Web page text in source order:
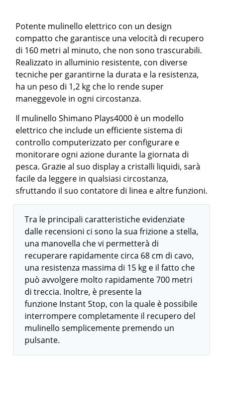
Potente mulinello elettrico con un design
compatto che garantisce una velocità di recupero
di 160 metri al minuto, che non sono trascurabili.
Realizzato in alluminio resistente, con diverse
tecniche per garantirne la durata e la resistenza,
ha un peso di 1,2 kg che lo rende super
maneggevole in ogni circostanza.
Il mulinello Shimano Plays4000 è un modello
elettrico che include un efficiente sistema di
controllo computerizzato per configurare e
monitorare ogni azione durante la giornata di
pesca. Grazie al suo display a cristalli liquidi, sarà
facile da leggere in qualsiasi circostanza,
sfruttando il suo contatore di linea e altre funzioni.
Tra le principali caratteristiche evidenziate
dalle recensioni ci sono la sua frizione a stella,
una manovella che vi permetterà di
recuperare rapidamente circa 68 cm di cavo,
una resistenza massima di 15 kg e il fatto che
può avvolgere molto rapidamente 700 metri
di treccia. Inoltre, è presente la
funzione Instant Stop, con la quale è possibile
interrompere completamente il recupero del
mulinello semplicemente premendo un
pulsante.